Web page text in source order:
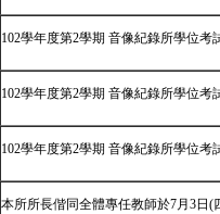
102學年度第2學期 音像紀錄所學位考
102學年度第2學期 音像紀錄所學位考
102學年度第2學期 音像紀錄所學位考
本所所長偕同全體專任教師於7月3日(